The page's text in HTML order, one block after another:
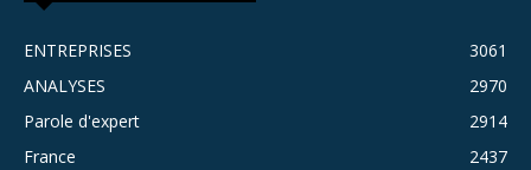
ENTREPRISES
3061
ANALYSES
2970
Parole d'expert
2914
France
2437